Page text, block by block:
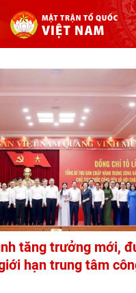
tăng trưởng mới,
hạn trung tâm